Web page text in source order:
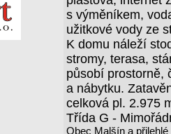
s výměníkem,
užitkové vody ze
K domu náleží
stromy, terasa,
působí prostorně,
a nábytku.
celková pl. 2.975
Třída G -
Obec Malšín a